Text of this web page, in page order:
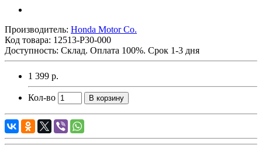
Производитель: Honda Motor Co.
Код товара: 12513-P30-000
Доступность: Склад. Оплата 100%. Срок 1-3 дня
1 399 р.
Кол-во В корзину